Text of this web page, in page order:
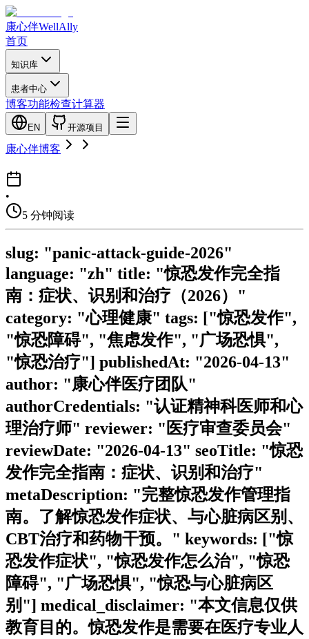
康心伴WellAlly
首页
知识库
患者中心
博客功能检查计算器
EN 开源项目
康心伴博客
•
5 分钟阅读
slug: "panic-attack-guide-2026"
language: "zh" title: "惊恐发作完全指
南：症状、识别和治疗（2026）"
category: "心理健康" tags: ["惊恐发作",
"惊恐障碍", "焦虑发作", "广场恐惧",
"惊恐治疗"] publishedAt: "2026-04-13"
author: "康心伴医疗团队"
authorCredentials: "认证精神科医师和心
理治疗师" reviewer: "医疗审查委员会"
reviewDate: "2026-04-13" seoTitle: "惊恐
发作完全指南：症状、识别和治疗"
metaDescription: "完整惊恐发作管理指
南。了解惊恐发作症状、与心脏病区别、
CBT治疗和药物干预。" keywords: ["惊
恐发作症状", "惊恐发作怎么治", "惊恐
障碍", "广场恐惧", "惊恐与心脏病区
别"] medical_disclaimer: "本文信息仅供
教育目的。惊恐发作是需要在医疗专业人